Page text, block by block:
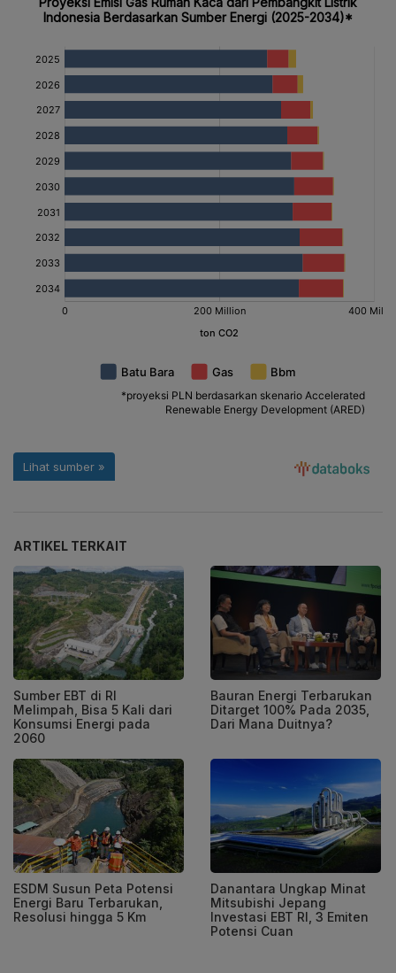
ARTIKEL TERKAIT
Sumber EBT di RI
Melimpah, Bisa 5 Kali dari
Konsumsi Energi pada
2060
Bauran Energi Terbarukan
Ditarget 100% Pada 2035,
Dari Mana Duitnya?
ESDM Susun Peta Potensi
Energi Baru Terbarukan,
Resolusi hingga 5 Km
Danantara Ungkap Minat
Mitsubishi Jepang
Investasi EBT RI, 3 Emiten
Potensi Cuan